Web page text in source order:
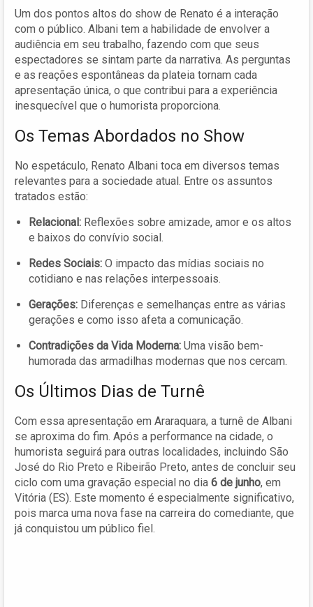
Um dos pontos altos do show de Renato é a interação
com o público. Albani tem a habilidade de envolver a
audiência em seu trabalho, fazendo com que seus
espectadores se sintam parte da narrativa. As perguntas
e as reações espontâneas da plateia tornam cada
apresentação única, o que contribui para a experiência
inesquecível que o humorista proporciona.
Os Temas Abordados no Show
No espetáculo, Renato Albani toca em diversos temas
relevantes para a sociedade atual. Entre os assuntos
tratados estão:
Relacional: Reflexões sobre amizade, amor e os altos
e baixos do convívio social.
Redes Sociais: O impacto das mídias sociais no
cotidiano e nas relações interpessoais.
Gerações: Diferenças e semelhanças entre as várias
gerações e como isso afeta a comunicação.
Contradições da Vida Moderna: Uma visão bem-
humorada das armadilhas modernas que nos cercam.
Os Últimos Dias de Turnê
Com essa apresentação em Araraquara, a turnê de Albani
se aproxima do fim. Após a performance na cidade, o
humorista seguirá para outras localidades, incluindo São
José do Rio Preto e Ribeirão Preto, antes de concluir seu
ciclo com uma gravação especial no dia 6 de junho, em
Vitória (ES). Este momento é especialmente significativo,
pois marca uma nova fase na carreira do comediante, que
já conquistou um público fiel.